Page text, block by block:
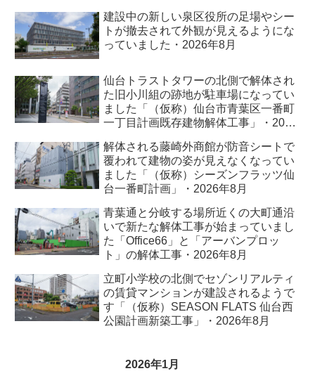
建設中の新しい泉区役所の足場やシー
トが撤去されて外観が見えるようにな
っていました・2026年8月
仙台トラストタワーの北側で解体され
た旧小川組の跡地が駐車場になってい
ました「（仮称）仙台市青葉区一番町
一丁目計画既存建物解体工事」・2026
解体される藤崎外商館が防音シートで
覆われて建物の姿が見えなくなってい
ました「（仮称）シーズンフラッツ仙
台一番町計画」・2026年8月
青葉通と分岐する場所近くの大町通沿
いで新たな解体工事が始まっていまし
た「Office66」と「アーバンプロッ
ト」の解体工事・2026年8月
立町小学校の北側でセゾンリアルティ
の賃貸マンションが建設されるようで
す「（仮称）SEASON FLATS 仙台西
公園計画新築工事」・2026年8月
2026年1月